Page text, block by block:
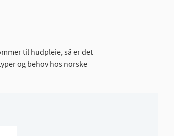
til hudpleie, så er det
og behov hos norske